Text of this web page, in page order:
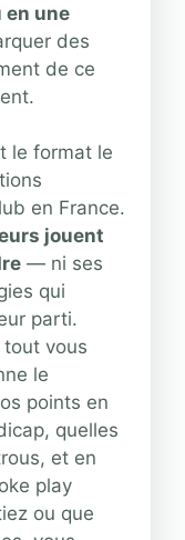
une
des
de ce
le format le
en France.
jouent
— ni ses
qui
parti.
vous
le
points en
quelles
et en
play
ou que